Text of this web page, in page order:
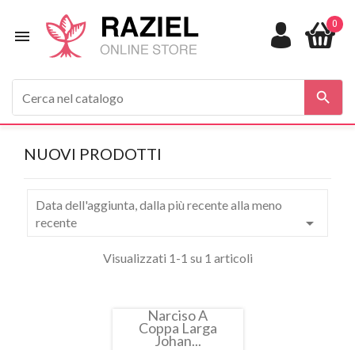

0

NUOVI PRODOTTI
Data dell'aggiunta, dalla più recente alla meno
recente

Visualizzati 1-1 su 1 articoli
Nuovo
Narciso A
Coppa Larga
Johan...